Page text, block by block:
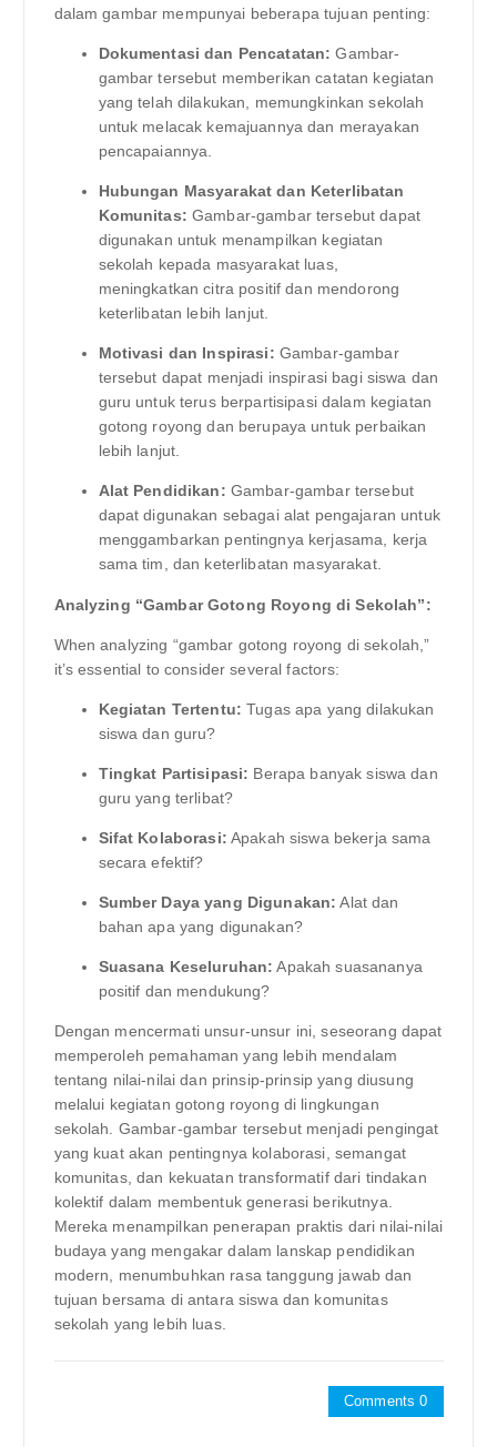
dalam gambar mempunyai beberapa tujuan penting:
Dokumentasi dan Pencatatan: Gambar-
gambar tersebut memberikan catatan kegiatan
yang telah dilakukan, memungkinkan sekolah
untuk melacak kemajuannya dan merayakan
pencapaiannya.
Hubungan Masyarakat dan Keterlibatan
Komunitas: Gambar-gambar tersebut dapat
digunakan untuk menampilkan kegiatan
sekolah kepada masyarakat luas,
meningkatkan citra positif dan mendorong
keterlibatan lebih lanjut.
Motivasi dan Inspirasi: Gambar-gambar
tersebut dapat menjadi inspirasi bagi siswa dan
guru untuk terus berpartisipasi dalam kegiatan
gotong royong dan berupaya untuk perbaikan
lebih lanjut.
Alat Pendidikan: Gambar-gambar tersebut
dapat digunakan sebagai alat pengajaran untuk
menggambarkan pentingnya kerjasama, kerja
sama tim, dan keterlibatan masyarakat.
Analyzing “Gambar Gotong Royong di Sekolah”:
When analyzing “gambar gotong royong di sekolah,”
it’s essential to consider several factors:
Kegiatan Tertentu: Tugas apa yang dilakukan
siswa dan guru?
Tingkat Partisipasi: Berapa banyak siswa dan
guru yang terlibat?
Sifat Kolaborasi: Apakah siswa bekerja sama
secara efektif?
Sumber Daya yang Digunakan: Alat dan
bahan apa yang digunakan?
Suasana Keseluruhan: Apakah suasananya
positif dan mendukung?
Dengan mencermati unsur-unsur ini, seseorang dapat
memperoleh pemahaman yang lebih mendalam
tentang nilai-nilai dan prinsip-prinsip yang diusung
melalui kegiatan gotong royong di lingkungan
sekolah. Gambar-gambar tersebut menjadi pengingat
yang kuat akan pentingnya kolaborasi, semangat
komunitas, dan kekuatan transformatif dari tindakan
kolektif dalam membentuk generasi berikutnya.
Mereka menampilkan penerapan praktis dari nilai-nilai
budaya yang mengakar dalam lanskap pendidikan
modern, menumbuhkan rasa tanggung jawab dan
tujuan bersama di antara siswa dan komunitas
sekolah yang lebih luas.
Comments 0